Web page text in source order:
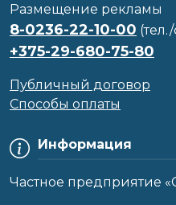
Информация
Частное предприятие
Размещение рекламы
8-0236-22-10-00
+375-29-680-75-80
Публичный договор
Способы оплаты